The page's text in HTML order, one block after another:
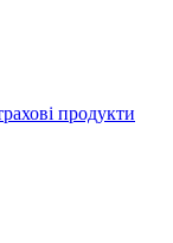
продукти